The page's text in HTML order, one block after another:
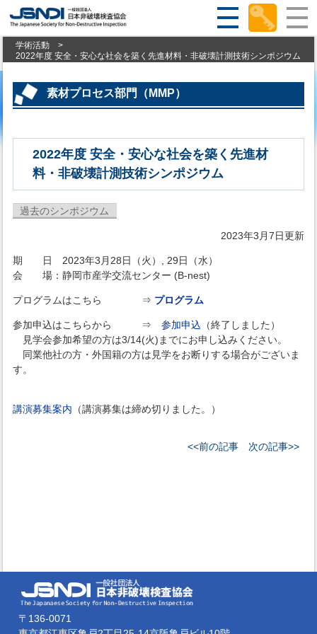
学術活動
>
2022年度 安全・安心な社会を築く先進材料・非破壊計測技術シンポジウム
素材プロセス部門（MMP）
2022年度 安全・安心な社会を築く先進材
料・非破壊計測技術シンポジウム
過去のシンポジウム
2023年3月7日更新
期 日 2023年3月28日（火）, 29日（水）
会 場：静岡市産学交流センター (B-nest)
プログラムはこちら ⇒ プログラム
参加申込はこちらから ⇒ 参加申込 （終了しました）
見学会参加希望の方は3/14(火)までにお申し込みください。
同業他社の方・外国籍の方は見学をお断りする場合がございま
す。
講演募集案内 （講演募集は締め切りました。）
<<前の記事 次の記事>>
〒136-0071